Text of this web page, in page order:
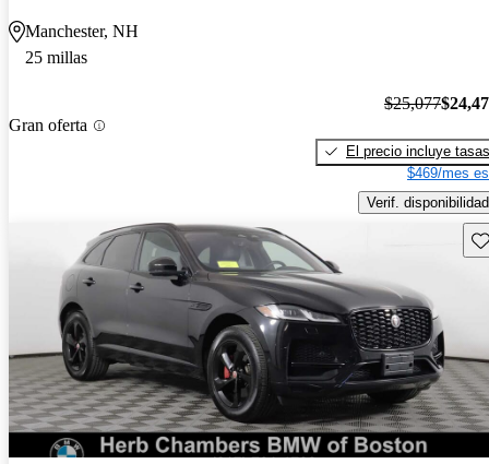
Manchester, NH
25 millas
Gran oferta
$25,077
El precio incluye tasas
$469/mes
Verif. disponibilidad